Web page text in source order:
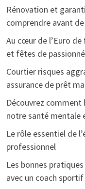
Rénovation et
comprendre avant
Au cœur de l’Euro
et fêtes de
Courtier risques
assurance de prêt
Découvrez
notre santé mentale
Le rôle essentiel de
professionnel
Les bonnes
avec un coach